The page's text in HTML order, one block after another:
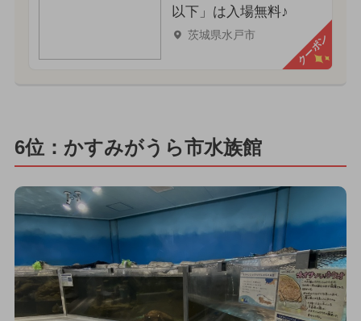
以下」は入場無料♪
茨城県水戸市 クーポン
6位：かすみがうら市水族館